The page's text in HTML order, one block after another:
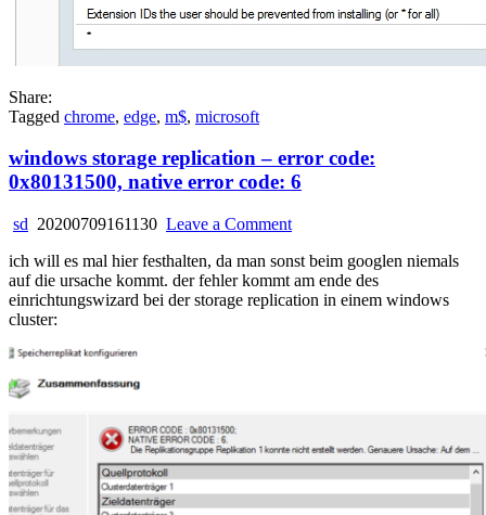
Share:
Tagged chrome, edge, m$, microsoft
windows storage replication – error code:
0x80131500, native error code: 6
sd 20200709161130 Leave a Commenton
storage
replication
–
ich will es mal hier festhalten, da man sonst beim googlen niemals
auf die ursache kommt. der fehler kommt am ende des
einrichtungswizard bei der storage replication in einem windows
cluster: